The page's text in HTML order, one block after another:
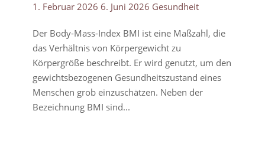
1. Februar 2026 6. Juni 2026 Gesundheit
Der Body-Mass-Index BMI ist eine Maßzahl, die
das Verhältnis von Körpergewicht zu
Körpergröße beschreibt. Er wird genutzt, um den
gewichtsbezogenen Gesundheitszustand eines
Menschen grob einzuschätzen. Neben der
Bezeichnung BMI sind...